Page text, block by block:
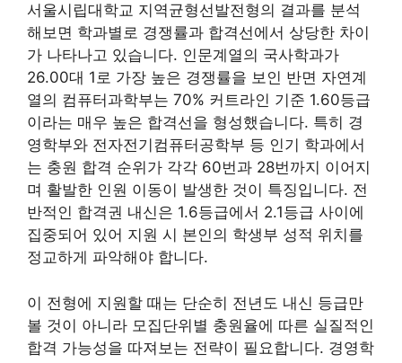
서울시립대학교 지역균형선발전형의 결과를 분석
해보면 학과별로 경쟁률과 합격선에서 상당한 차이
가 나타나고 있습니다. 인문계열의 국사학과가
26.00대 1로 가장 높은 경쟁률을 보인 반면 자연계
열의 컴퓨터과학부는 70% 커트라인 기준 1.60등급
이라는 매우 높은 합격선을 형성했습니다. 특히 경
영학부와 전자전기컴퓨터공학부 등 인기 학과에서
는 충원 합격 순위가 각각 60번과 28번까지 이어지
며 활발한 인원 이동이 발생한 것이 특징입니다. 전
반적인 합격권 내신은 1.6등급에서 2.1등급 사이에
집중되어 있어 지원 시 본인의 학생부 성적 위치를
정교하게 파악해야 합니다.
이 전형에 지원할 때는 단순히 전년도 내신 등급만
볼 것이 아니라 모집단위별 충원율에 따른 실질적인
합격 가능성을 따져보는 전략이 필요합니다. 경영학